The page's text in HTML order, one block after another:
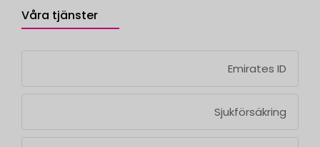
Våra tjänster
Emirates ID
Sjukförsäkring